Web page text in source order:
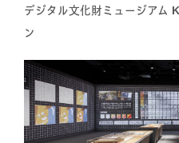
デジタル文化財ミュージアム
ン